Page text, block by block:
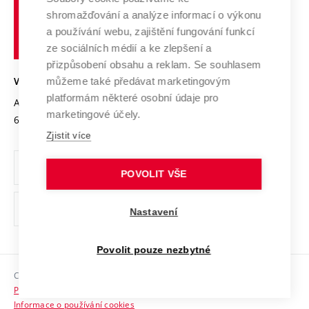
Výzkumné infrastruktury
Transfer znalostí
Open Science
Projekty
Projekty ze strukturálních fondů
Specifický výzkum
Mezinárodní dohody
Univerzitní sítě
Udržitelná univerzita
Podnikavá univerzita / ContriBUTe
Bezpečná univerzita
Vyznamenání
Organizační struktura
Ochrana osobních údajů
odkaz)
Sociální bezpečí
HR Award
učení
technické
Brně
VYSOKÉ UČENÍ TECHNICKÉ V BRNĚ
Antonínská 548/1
602 00 Brno
www.vut.cz
vut@vutbr.cz
Copyright © 2026 VUT
Prohlášení o přístupnosti
Informace o používání cookies
shromažďování a analýze informací o výkonu
a používání webu, zajištění fungování funkcí
ze sociálních médií a ke zlepšení a
přizpůsobení obsahu a reklam. Se souhlasem
můžeme také předávat marketingovým
platformám některé osobní údaje pro
marketingové účely.
Zjistit více
POVOLIT VŠE
Nastavení
Povolit pouze nezbytné